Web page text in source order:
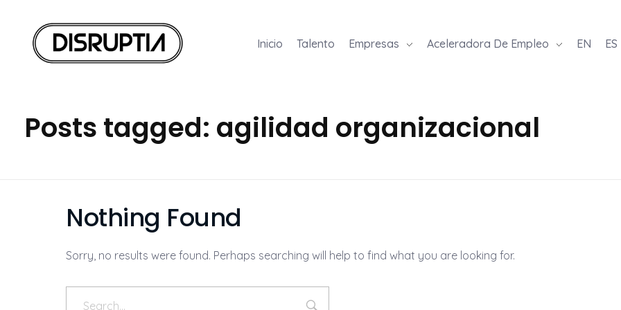
Inicio Talento Empresas Aceleradora De Empleo EN ES
Posts tagged: agilidad organizacional
Nothing Found
Sorry, no results were found. Perhaps searching will help to find what you are looking for.